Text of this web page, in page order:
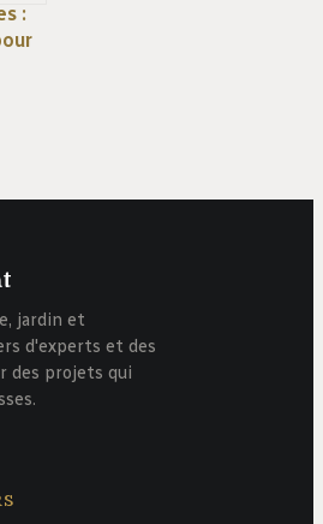
:
jardin et
d'experts et des
des projets qui